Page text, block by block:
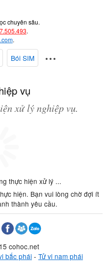
chuyên sâu.
.
.
Bói SIM
vụ
xử lý nghiệp vụ.
thực hiện xử lý ...
hiện. Bạn vui lòng chờ đợi ít
thành yêu cầu.
cohoc.net
bắc phái- Tử vi nam phái